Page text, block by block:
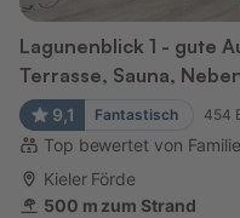
Lagunenblick 1 - gute
Terrasse, Sauna,
9,1 Fantastisch 454
Top bewertet von
Kieler Förde
500 m zum Strand